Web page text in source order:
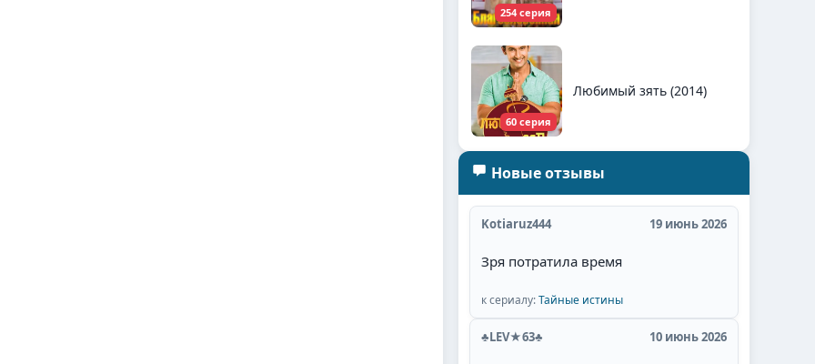
254 серия
60 серия
Любимый зять (2014)
Новые отзывы
Kotiaruz444 19 июнь 2026
Зря потратила время
к сериалу:Тайные истины
♣LEV★63♣ 10 июнь 2026